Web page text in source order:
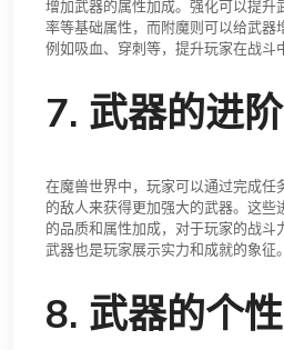
增加武器的属性加成。强化可以提升
率等基础属性，而附魔则可以给武器
例如吸血、穿刺等，提升玩家在战斗
7. 武器的进阶
在魔兽世界中，玩家可以通过完成任
的敌人来获得更加强大的武器。这些
的品质和属性加成，对于玩家的战斗
武器也是玩家展示实力和成就的象征。
8. 武器的个